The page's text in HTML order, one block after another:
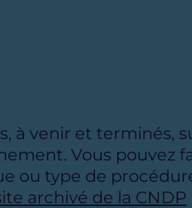
à venir et terminés,
Vous pouvez
ou type de
archivé de la CNDP